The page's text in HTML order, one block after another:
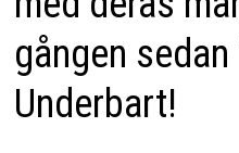
gången
Underbart!